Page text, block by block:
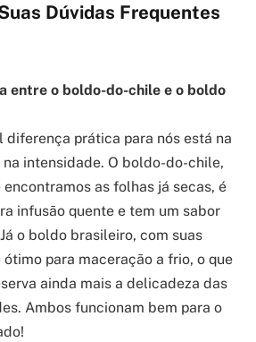
Dúvidas Frequentes
entre o boldo-do-chile e o boldo
diferença prática para nós está na
intensidade. O boldo-do-chile,
as folhas já secas, é
infusão quente e tem um sabor
o boldo brasileiro, com suas
para maceração a frio, o que
ainda mais a delicadeza das
Ambos funcionam bem para o